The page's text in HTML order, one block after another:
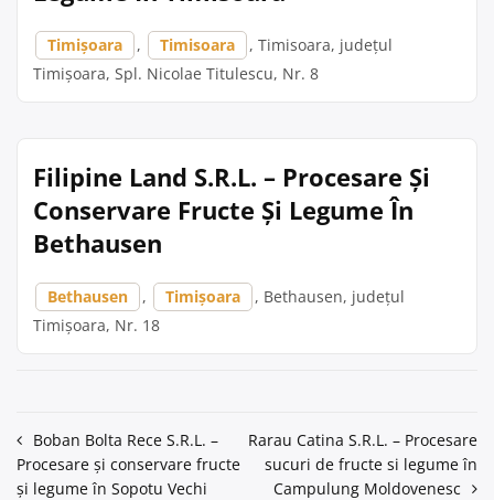
Timișoara , Timisoara
, Timisoara, județul
Timișoara, Spl. Nicolae Titulescu, Nr. 8
Filipine Land S.R.L. – Procesare Și
Conservare Fructe Și Legume În
Bethausen
Bethausen , Timișoara
, Bethausen, județul
Timișoara, Nr. 18
Navigare
în
Boban Bolta Rece S.R.L. –
Procesare și conservare fructe
și legume în Sopotu Vechi
Rarau Catina S.R.L. – Procesare
sucuri de fructe si legume în
Campulung Moldovenesc